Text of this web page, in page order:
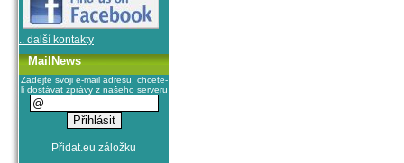
.. další kontakty
MailNews
Zadejte svoji e-mail adresu, chcete-
li dostávat zprávy z našeho serveru